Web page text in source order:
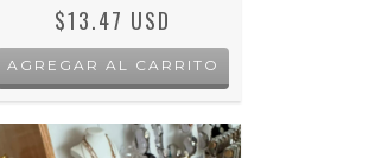
$13.47 USD